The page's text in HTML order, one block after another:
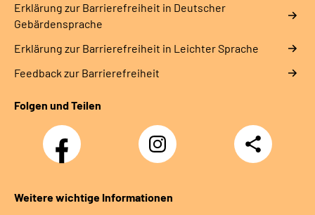
Erklärung zur Barrierefreiheit in Deutscher
Gebärdensprache
Erklärung zur Barrierefreiheit in Leichter Sprache
Feedback zur Barrierefreiheit
Folgen und Teilen
Facebook Instagram
Teilen
Weitere wichtige Informationen